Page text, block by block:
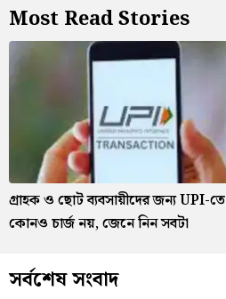
Most Read Stories
গ্রাহক ও ছোট ব্যবসায়ীদের জন্য UPI-তে
কোনও চার্জ নয়, জেনে নিন সবটা
সর্বশেষ সংবাদ